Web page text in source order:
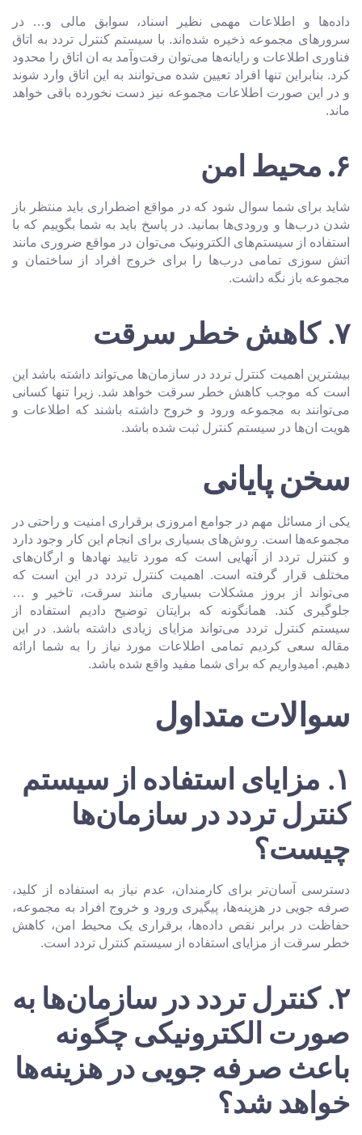
داده‌ها و اطلاعات مهمی نظیر اسناد، سوابق مالی و… در
سرورهای مجموعه ذخیره شده‌اند. با سیستم کنترل تردد به اتاق
فناوری اطلاعات و رایانه‌ها می‌توان رفت‌وآمد به ان اتاق را محدود
کرد. بنابراین تنها افراد تعیین شده می‌توانند به این اتاق وارد شوند
و در این صورت اطلاعات مجموعه نیز دست نخورده باقی خواهد
ماند.
۶. محیط امن
شاید برای شما سوال شود که در مواقع اضطراری باید منتظر باز
شدن درب‌ها و ورودی‌ها بمانید. در پاسخ باید به شما بگوییم که با
استفاده از سیستم‌های الکترونیک می‌توان در مواقع ضروری مانند
اتش سوزی تمامی درب‌ها را برای خروج افراد از ساختمان و
مجموعه باز نگه داشت.
۷. کاهش خطر سرقت
بیشترین اهمیت کنترل تردد در سازمان‌ها می‌تواند داشته باشد این
است که موجب کاهش خطر سرقت خواهد شد. زیرا تنها کسانی
می‌توانند به مجموعه ورود و خروج داشته باشند که اطلاعات و
هویت ان‌ها در سیستم کنترل ثبت شده باشد.
سخن پایانی
یکی از مسائل مهم در جوامع امروزی برقراری امنیت و راحتی در
مجموعه‌ها است. روش‌های بسیاری برای انجام این کار وجود دارد
و کنترل تردد از آنهایی است که مورد تایید نهاد‌ها و ارگان‌های
مختلف قرار گرفته است. اهمیت کنترل تردد در این است که
می‌تواند از بروز مشکلات بسیاری مانند سرقت، تاخیر و …
جلوگیری کند. همانگونه که برایتان توضیح دادیم استفاده از
سیستم کنترل تردد می‌تواند مزایای زیادی داشته باشد. در این
مقاله سعی کردیم تمامی اطلاعات مورد نیاز را به شما ارائه
دهیم. امیدواریم که برای شما مفید واقع شده باشد.
سوالات متداول
۱. مزایای استفاده از سیستم
کنترل تردد در سازمان‌ها
چیست؟
دسترسی آسان‌تر برای کارمندان، عدم نیاز به استفاده از کلید،
صرفه‌ جویی در هزینه‌ها، پیگیری ورود و خروج افراد به مجموعه،
حفاظت در برابر نقص داده‌ها، برقراری یک محیط امن، کاهش
خطر سرقت از مزایای استفاده از سیستم کنترل تردد است.
۲. کنترل تردد در سازمان‌ها به
صورت الکترونیکی چگونه
باعث صرفه جویی در هزینه‌ها
خواهد شد؟